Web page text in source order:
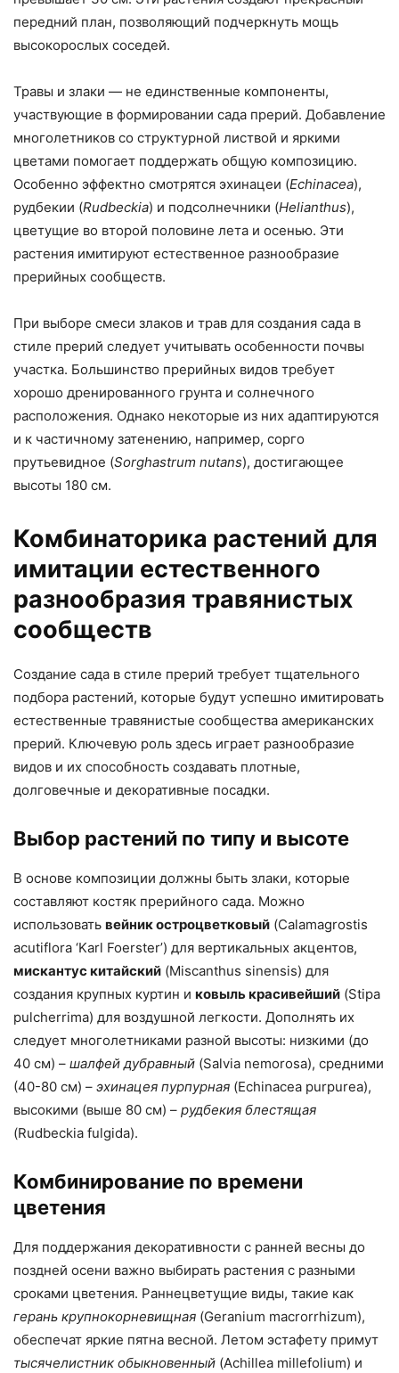
передний план, позволяющий подчеркнуть мощь
высокорослых соседей.
Травы и злаки — не единственные компоненты,
участвующие в формировании сада прерий. Добавление
многолетников со структурной листвой и яркими
цветами помогает поддержать общую композицию.
Особенно эффектно смотрятся эхинацеи (Echinacea),
рудбекии (Rudbeckia) и подсолнечники (Helianthus),
цветущие во второй половине лета и осенью. Эти
растения имитируют естественное разнообразие
прерийных сообществ.
При выборе смеси злаков и трав для создания сада в
стиле прерий следует учитывать особенности почвы
участка. Большинство прерийных видов требует
хорошо дренированного грунта и солнечного
расположения. Однако некоторые из них адаптируются
и к частичному затенению, например, сорго
прутьевидное (Sorghastrum nutans), достигающее
высоты 180 см.
Комбинаторика растений для
имитации естественного
разнообразия травянистых
сообществ
Создание сада в стиле прерий требует тщательного
подбора растений, которые будут успешно имитировать
естественные травянистые сообщества американских
прерий. Ключевую роль здесь играет разнообразие
видов и их способность создавать плотные,
долговечные и декоративные посадки.
Выбор растений по типу и высоте
В основе композиции должны быть злаки, которые
составляют костяк прерийного сада. Можно
использовать вейник остроцветковый (Calamagrostis
acutiflora ‘Karl Foerster’) для вертикальных акцентов,
мискантус китайский (Miscanthus sinensis) для
создания крупных куртин и ковыль красивейший (Stipa
pulcherrima) для воздушной легкости. Дополнять их
следует многолетниками разной высоты: низкими (до
40 см) – шалфей дубравный (Salvia nemorosa), средними
(40-80 см) – эхинацея пурпурная (Echinacea purpurea),
высокими (выше 80 см) – рудбекия блестящая
(Rudbeckia fulgida).
Комбинирование по времени
цветения
Для поддержания декоративности с ранней весны до
поздней осени важно выбирать растения с разными
сроками цветения. Раннецветущие виды, такие как
герань крупнокорневищная (Geranium macrorrhizum),
обеспечат яркие пятна весной. Летом эстафету примут
тысячелистник обыкновенный (Achillea millefolium) и